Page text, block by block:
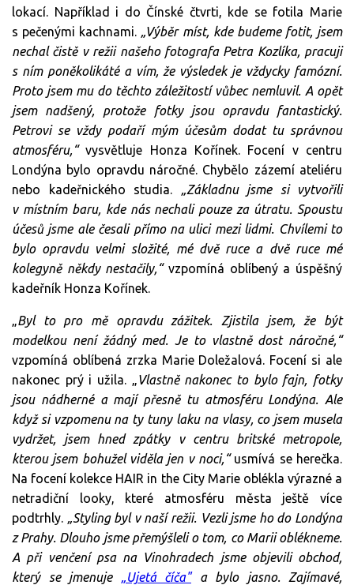
lokací. Například i do Čínské čtvrti, kde se fotila Marie
s pečenými kachnami. „Výběr míst, kde budeme fotit, jsem
nechal čistě v režii našeho fotografa Petra Kozlíka, pracuji
s ním poněkolikáté a vím, že výsledek je vždycky famózní.
Proto jsem mu do těchto záležitostí vůbec nemluvil. A opět
jsem nadšený, protože fotky jsou opravdu fantastický.
Petrovi se vždy podaří mým účesům dodat tu správnou
atmosféru,“vysvětluje Honza Kořínek. Focení v centru
Londýna bylo opravdu náročné. Chybělo zázemí ateliéru
nebo kadeřnického studia. „Základnu jsme si vytvořili
v místním baru, kde nás nechali pouze za útratu. Spoustu
účesů jsme ale česali přímo na ulici mezi lidmi. Chvílemi to
bylo opravdu velmi složité, mé dvě ruce a dvě ruce mé
kolegyně někdy nestačily,“vzpomíná oblíbený a úspěšný
kadeřník Honza Kořínek.
„Byl to pro mě opravdu zážitek. Zjistila jsem, že být
modelkou není žádný med. Je to vlastně dost náročné,“
vzpomíná oblíbená zrzka Marie Doležalová. Focení si ale
nakonec prý i užila. „Vlastně nakonec to bylo fajn, fotky
jsou nádherné a mají přesně tu atmosféru Londýna. Ale
když si vzpomenu na ty tuny laku na vlasy, co jsem musela
vydržet, jsem hned zpátky v centru britské metropole,
kterou jsem bohužel viděla jen v noci,“ usmívá se herečka.
Na focení kolekce HAIR in the City Marie oblékla výrazné a
netradiční looky, které atmosféru města ještě více
podtrhly. „Styling byl v naší režii. Vezli jsme ho do Londýna
z Prahy. Dlouho jsme přemýšleli o tom, co Marii oblékneme.
A při venčení psa na Vinohradech jsme objevili obchod,
který se jmenuje „Ujetá číča"a bylo jasno. Zajímavé,